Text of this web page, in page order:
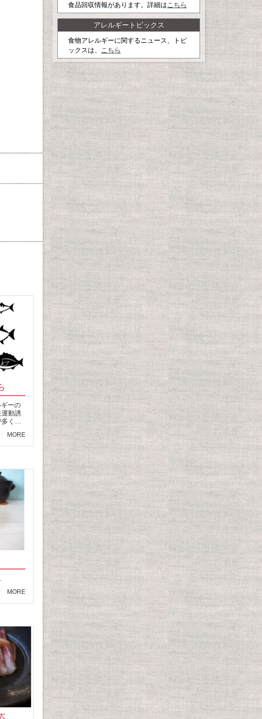
ーの
動誘
多く…
MORE
MORE
食品回収情報があります。詳細は こちら
アレルギートピックス
食物アレルギーに関するニュース、トピ
ックスは、
こちら